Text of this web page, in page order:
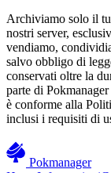
Archiviamo solo il
nostri server,
vendiamo,
salvo obbligo di
conservati oltre la
parte di
è conforme alla
inclusi i requisiti di
Pokmanager